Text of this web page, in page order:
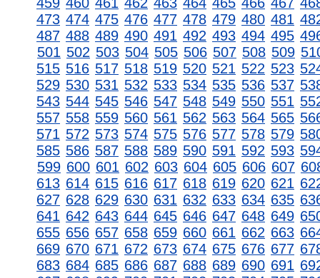
473 474 475 476 477 478 479 480 481
487 488 489 490 491 492 493 494 495
501 502 503 504 505 506 507 508 509
515 516 517 518 519 520 521 522 523
529 530 531 532 533 534 535 536 537
543 544 545 546 547 548 549 550 551
557 558 559 560 561 562 563 564 565
571 572 573 574 575 576 577 578 579
585 586 587 588 589 590 591 592 593
599 600 601 602 603 604 605 606 607
613 614 615 616 617 618 619 620 621
627 628 629 630 631 632 633 634 635
641 642 643 644 645 646 647 648 649
655 656 657 658 659 660 661 662 663
669 670 671 672 673 674 675 676 677
683 684 685 686 687 688 689 690 691